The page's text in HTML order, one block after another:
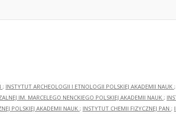
; INSTYTUT ARCHEOLOGII I ETNOLOGII POLSKIEJ AKADEMII NAUK ;
IM. MARCELEGO NENCKIEGO POLSKIEJ AKADEMII NAUK ;
POLSKIEJ AKADEMII NAUK ; INSTYTUT CHEMII FIZYCZNEJ PAN ;